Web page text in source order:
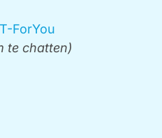
ForYou
te chatten)